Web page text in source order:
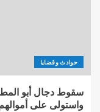
حوادث وقضايا
سقوط دجال أبو
واستولى على